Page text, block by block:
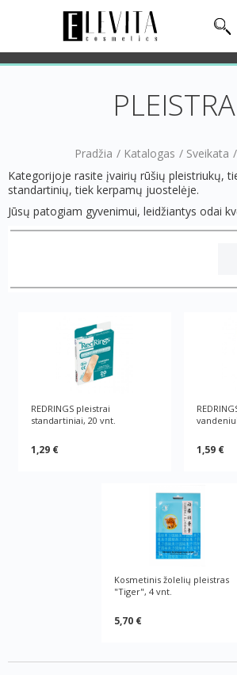
Pradžia / Katalogas / Sveikata /
Kategorijoje rasite įvairių rūšių pleistriukų,
standartinių, tiek kerpamų juostelėje.
Jūsų patogiam gyvenimui, leidžiantys odai
REDRINGS pleistrai
standartiniai, 20 vnt.
1,29 € 1,59 €
Kosmetinis žolelių pleistras
"Tiger", 4 vnt.
5,70 €